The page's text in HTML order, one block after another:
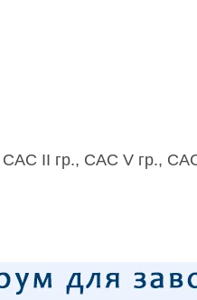
II гр., САС V гр.,